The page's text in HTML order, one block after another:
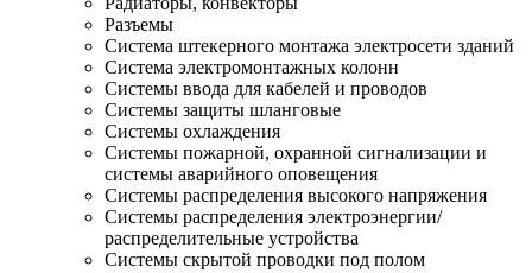
Разъемы
Система штекерного монтажа электросети зданий
Система электромонтажных колонн
Системы ввода для кабелей и проводов
Системы защиты шланговые
Системы охлаждения
Системы пожарной, охранной сигнализации и
системы аварийного оповещения
Системы распределения высокого напряжения
Системы распределения электроэнергии/
распределительные устройства
Системы скрытой проводки под полом